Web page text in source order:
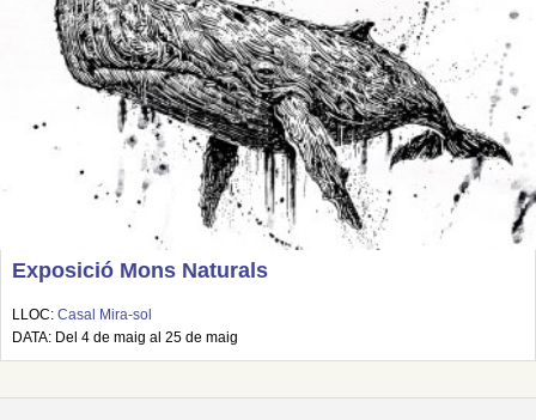
Exposició Mons Naturals
LLOC: Casal Mira-sol
DATA: Del 4 de maig al 25 de maig